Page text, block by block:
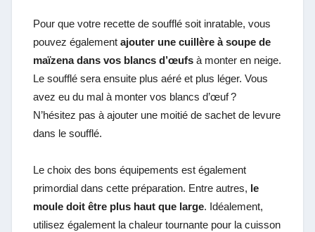
Pour que votre recette de soufflé soit inratable, vous
pouvez égalementajouter une cuillère à soupe de
maïzena dans vos blancs d’œufsà monter en neige.
Le soufflé sera ensuite plus aéré et plus léger. Vous
avez eu du mal à monter vos blancs d’œuf ?
N’hésitez pas à ajouter une moitié de sachet de levure
dans le soufflé.
Le choix des bons équipements est également
primordial dans cette préparation. Entre autres, le
moule doit être plus haut que large. Idéalement,
utilisez également la chaleur tournante pour la cuisson